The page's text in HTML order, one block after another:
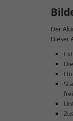
Der
Dieser